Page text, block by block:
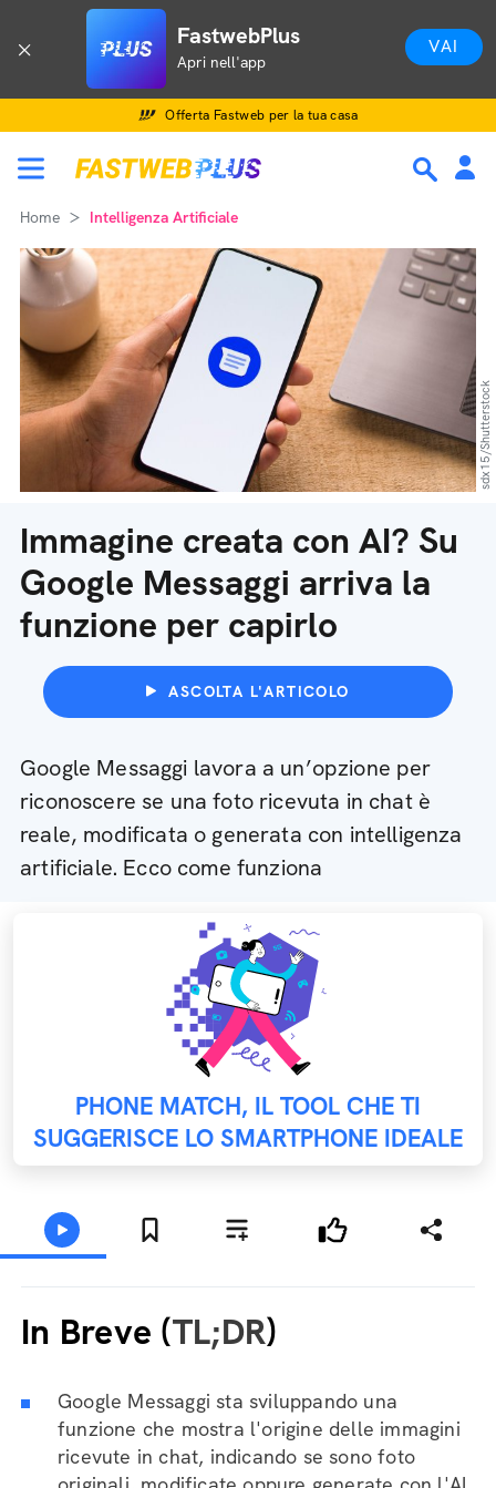
FastwebPlus
Apri nell'app
VAI
Offerta Fastweb per la tua casa
Home Intelligenza Artificiale
Immagine creata con AI? Su
Google Messaggi arriva la
funzione per capirlo
ASCOLTA L'ARTICOLO
Google Messaggi lavora a un’opzione per
riconoscere se una foto ricevuta in chat è
reale, modificata o generata con intelligenza
artificiale. Ecco come funziona
sdx15/Shutterstock
PHONE MATCH, IL TOOL CHE TI
SUGGERISCE LO SMARTPHONE IDEALE
In Breve (TL;DR)
Google Messaggi sta sviluppando una
funzione che mostra l'origine delle immagini
ricevute in chat, indicando se sono foto